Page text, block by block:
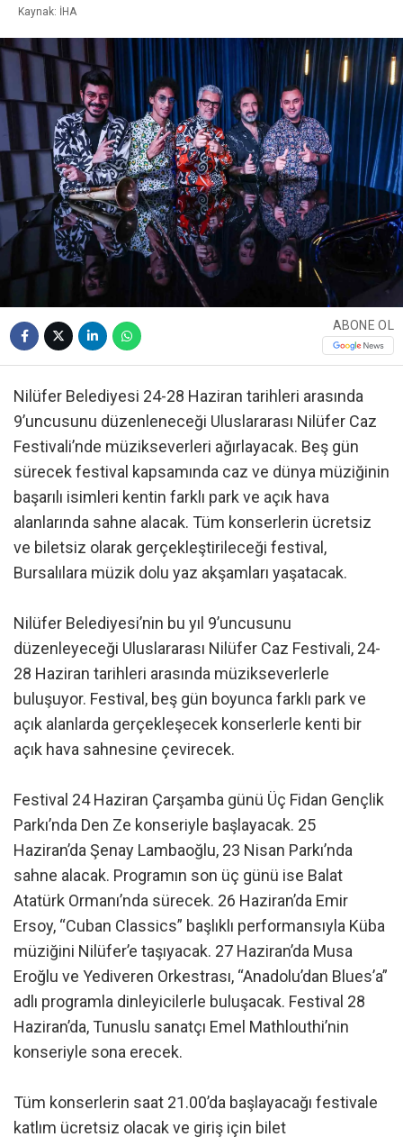
Kaynak: İHA
ABONE OL
Nilüfer Belediyesi 24-28 Haziran tarihleri arasında
9’uncusunu düzenleneceği Uluslararası Nilüfer Caz
Festivali’nde müzikseverleri ağırlayacak. Beş gün
sürecek festival kapsamında caz ve dünya müziğinin
başarılı isimleri kentin farklı park ve açık hava
alanlarında sahne alacak. Tüm konserlerin ücretsiz
ve biletsiz olarak gerçekleştirileceği festival,
Bursalılara müzik dolu yaz akşamları yaşatacak.
Nilüfer Belediyesi’nin bu yıl 9’uncusunu
düzenleyeceği Uluslararası Nilüfer Caz Festivali, 24-
28 Haziran tarihleri arasında müzikseverlerle
buluşuyor. Festival, beş gün boyunca farklı park ve
açık alanlarda gerçekleşecek konserlerle kenti bir
açık hava sahnesine çevirecek.
Festival 24 Haziran Çarşamba günü Üç Fidan Gençlik
Parkı’nda Den Ze konseriyle başlayacak. 25
Haziran’da Şenay Lambaoğlu, 23 Nisan Parkı’nda
sahne alacak. Programın son üç günü ise Balat
Atatürk Ormanı’nda sürecek. 26 Haziran’da Emir
Ersoy, “Cuban Classics” başlıklı performansıyla Küba
müziğini Nilüfer’e taşıyacak. 27 Haziran’da Musa
Eroğlu ve Yediveren Orkestrası, “Anadolu’dan Blues’a”
adlı programla dinleyicilerle buluşacak. Festival 28
Haziran’da, Tunuslu sanatçı Emel Mathlouthi’nin
konseriyle sona erecek.
Tüm konserlerin saat 21.00’da başlayacağı festivale
katlım ücretsiz olacak ve giriş için bilet